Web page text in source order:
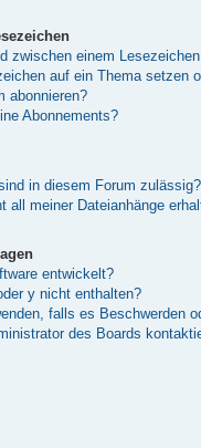
zwischen einem
auf ein Thema setzen
abonnieren?
Abonnements?
in diesem Forum zulässig?
all meiner Dateianhänge
entwickelt?
y nicht enthalten?
falls es Beschwerden
des Boards